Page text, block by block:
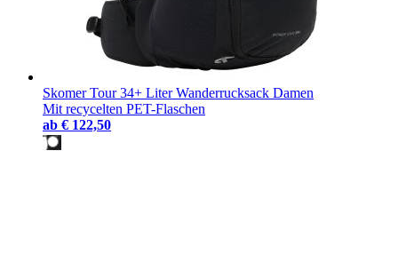
Skomer Tour 34+ Liter Wanderrucksack Damen
Mit recycelten PET-Flaschen
ab € 122,50